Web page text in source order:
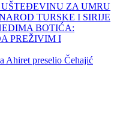
ZA UMRU
TURSKE I SIRIJE
BOTIĆA:
PREŽIVIM I
Ahiret preselio Čehajić